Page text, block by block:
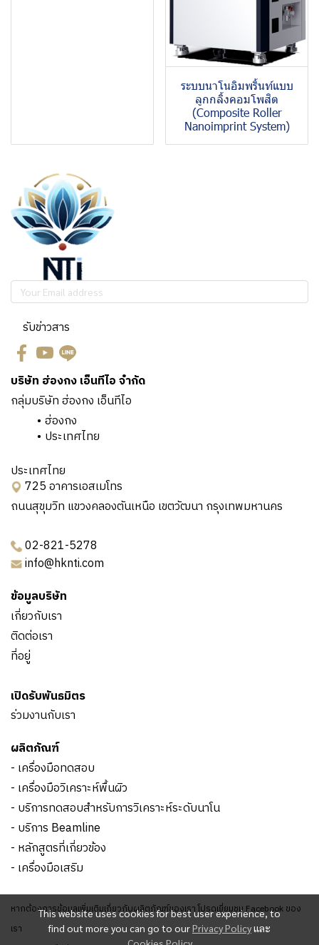
ระบบนาโนอิมพริ้นท์แบบ
ลูกกลิ้งคอมโพสิต
(Composite Roller
Nanoimprint System)
This website uses cookies for best user experience, to
find out more you can go to ourPrivacy Policyและ
รับข่าวสาร
บริษัท ฮ่องกง เอ็นทีไอ จำกัด
กลุ่มบริษัท ฮ่องกง เอ็นทีไอ
ฮ่องกง
ประเทศไทย
ประเทศไทย
725 อาคารเอสเมโทร
ถนนสุขุมวิท แขวงคลองตันเหนือ เขตวัฒนา กรุงเทพมหานคร
02-821-5278
info@hknti.com
ข้อมูลบริษัท
เกี่ยวกับเรา
ติดต่อเรา
ที่อยู่
เปิดรับพันธมิตร
ร่วมงานกับเรา
ผลิตภัณฑ์
- เครื่องมือทดสอบ
- เครื่องมือวิเคราะห์พื้นผิว
- บริการทดสอบสำหรับการวิเคราะห์ระดับนาโน
- บริการ Beamline
- หลักสูตรที่เกี่ยวข้อง
- เครื่องมือเสริม
หากต้องการข้อมูลเพิ่มเติมเกี่ยวกับผลิตภัณฑ์ของเรา โปรดเยี่ยมชม Facebook ของ
เรา